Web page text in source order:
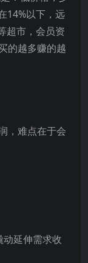
14%以下，远
超市，会员资
的越多赚的越
，难点在于会
动延伸需求收